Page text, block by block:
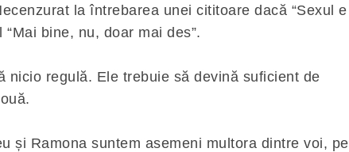
la întrebarea unei cititoare dacă “Sexul e
bine, nu, doar mai des”.
nicio regulă. Ele trebuie să devină suficient de
și Ramona suntem asemeni multora dintre voi, pe